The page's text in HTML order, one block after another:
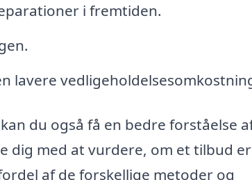
i fremtiden.
lavere
du også få en bedre forståelse
dig med at vurdere, om et tilbud er
af de forskellige metoder og